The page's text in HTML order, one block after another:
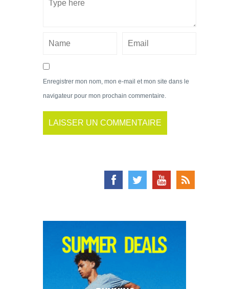
Enregistrer mon nom, mon e-mail et mon site dans le
navigateur pour mon prochain commentaire.